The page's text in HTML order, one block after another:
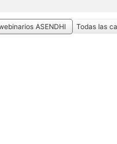
ASENDHI Todas las